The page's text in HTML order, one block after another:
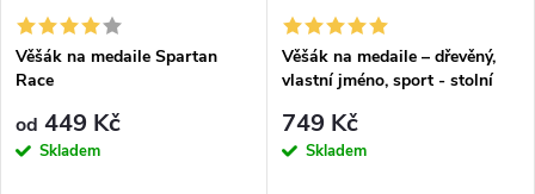
Věšák na medaile Spartan
Race
od 449 Kč
Skladem
Věšák na medaile – dřevěný,
vlastní jméno, sport - stolní
749 Kč
Skladem